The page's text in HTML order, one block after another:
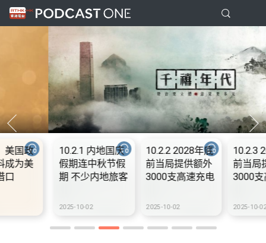
10.2.1 内地国庆
假期连中秋节假
期 不少内地旅客
10.2.2 2028年底
前当局提供额外
3000支高速充电
设300个电动车
10.2.3 2028年底
前当局提供额外
3000支高速充电
设300个电动车